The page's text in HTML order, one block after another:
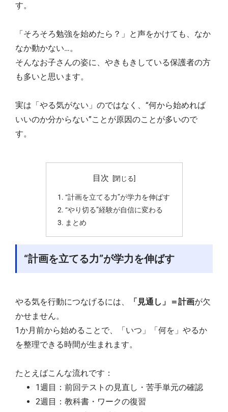
す。
「そろそろ勉強を始めたら？」と声をかけても、なか
なか動かない…。
そんなお子さんの姿に、やきもきしている保護者の方
も多いと思います。
実は「やる気がない」のではなく、“何から始めれば
いいのか分からない”ことが原因のことが多いので
す。
目次
“計画を立てる力”が学力を伸ばす
“やり切る”経験が自信に変わる
まとめ
“計画を立てる力”が学力を伸ばす
やる気を行動につなげるには、 「見通し」＝計画が欠
かせません。
1か月前から始めることで、「いつ」「何を」やるか
を整理できる時間が生まれます。
たとえばこんな流れです：
1週目：前回テストの見直し・苦手単元の確認
2週目：教科書・ワークの復習